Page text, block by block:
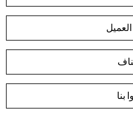
بنا